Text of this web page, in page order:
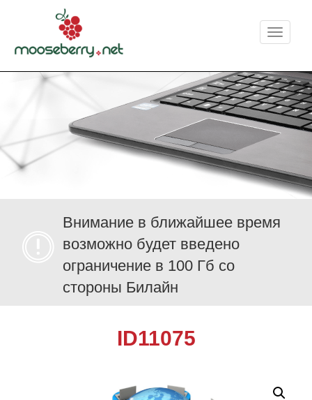
Меню
Внимание в ближайшее время
возможно будет введено
ограничение в 100 Гб со
стороны Билайн
ID11075